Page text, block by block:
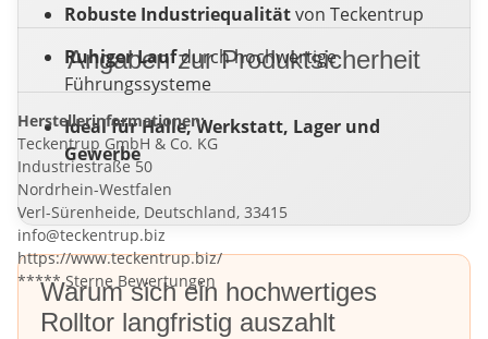
Robuste Industriequalitätvon Teckentrup
Ruhiger Laufdurch hochwertige
Führungssysteme
Ideal für Halle, Werkstatt, Lager und
Gewerbe
Warum sich ein hochwertiges
Rolltor langfristig auszahlt
Angaben zur Produktsicherheit
Herstellerinformationen:
Teckentrup GmbH & Co. KG
Industriestraße 50
Nordrhein-Westfalen
Verl-Sürenheide, Deutschland, 33415
info@teckentrup.biz
https://www.teckentrup.biz/
***** Sterne Bewertungen